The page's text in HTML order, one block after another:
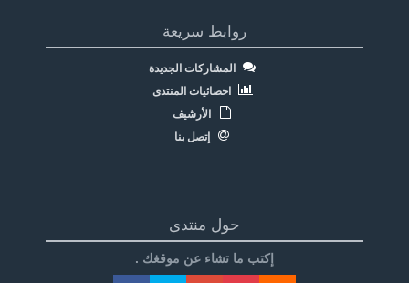
روابط سريعة
المشاركات الجديدة
احصائيات المنتدى
الأرشيف
إتصل بنا
حول منتدى
إكتب ما تشاء عن موقغك .